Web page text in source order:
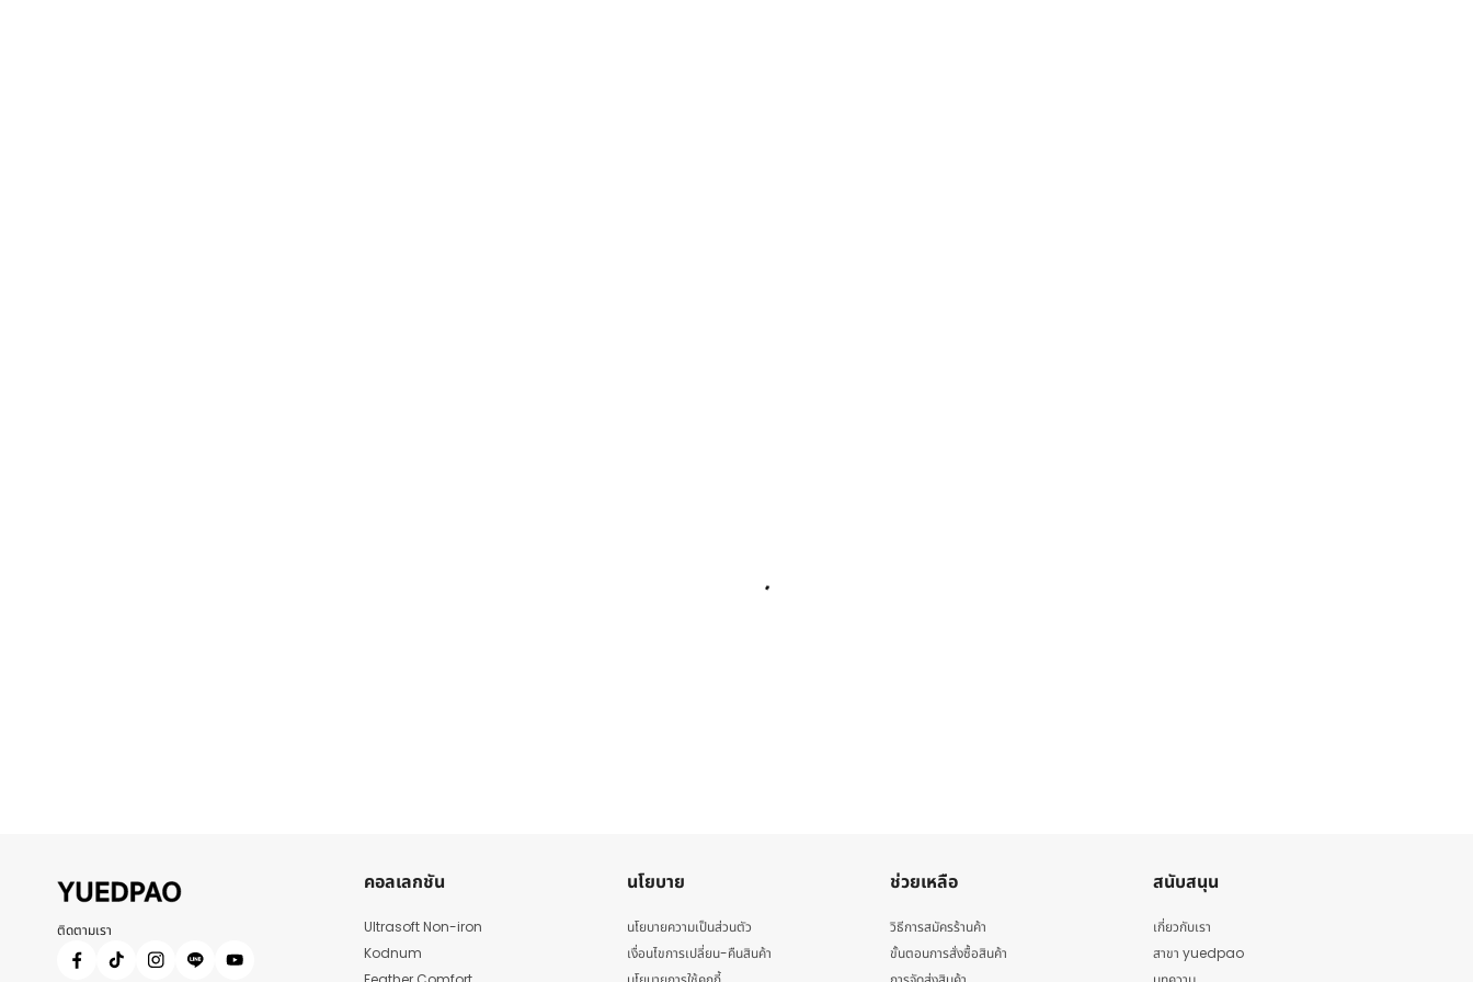
ติดตามเรา
คอลเลกชัน
Ultrasoft Non-iron
Kodnum
นโยบาย
นโยบายความเป็นส่วนตัว
เงื่อนไขการเปลี่ยน-คืนสินค้า
ช่วยเหลือ
วิธีการสมัครร้านค้า
ขั้นตอนการสั่งซื้อสินค้า
สนับสนุน
เกี่ยวกับเรา
สาขา yuedpao